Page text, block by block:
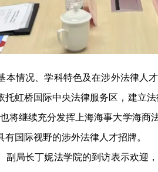
本情况、学科特色及在涉外法律人
托虹桥国际中央法律服务区，建立
将继续充分发挥上海海事大学海商
国际视野的涉外法律人才招牌。
副局长丁妮法学院的到访表示欢迎